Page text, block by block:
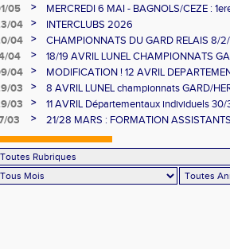
05
>
MERCREDI 6 MAI - BAGNOLS/CEZE :
04
>
INTERCLUBS 2026
04
>
CHAMPIONNATS DU GARD RELAIS 8/
04
>
18/19 AVRIL LUNEL CHAMPIONNATS
04
>
MODIFICATION ! 12 AVRIL
MINIMES ET RELAIS
03 >
8 AVRIL LUNEL championnats GARD/
10000/STEEPLE/DUREE
03 >
11 AVRIL Départementaux individuels
03
> 21/28 MARS : FORMATION